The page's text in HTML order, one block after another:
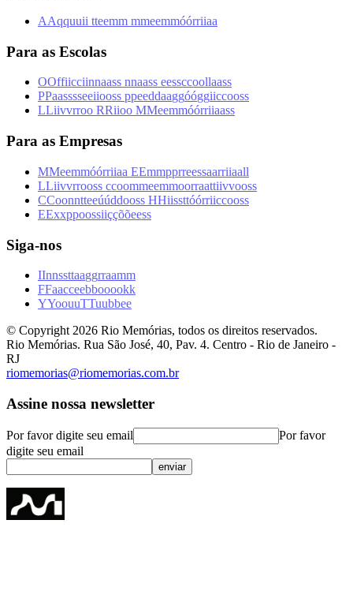
AAqquuii tteemm mmeemmóórriiaa
Para as Escolas
OOffiicciinnaass nnaass eessccoollaass
PPaasssseeiiooss ppeeddaaggóóggiiccooss
LLiivvrroo RRiioo MMeemmóórriiaass
Para as Empresas
MMeemmóórriiaa EEmmpprreessaarriiaall
LLiivvrrooss ccoommeemmoorraattiivvooss
CCoonntteeúúddooss HHiissttóórriiccooss
EExxppoossiiççõõeess
Siga-nos
IInnssttaaggrraamm
FFaacceebbooookk
YYoouuTTuubbee
© Copyright 2026 Rio Memórias, todos os direitos reservados.
Rio Memórias. Rua São José, 40, Pav. 4. Centro - Rio de Janeiro -
RJ
riomemorias@riomemorias.com.br
Assine nossa newsletter
Por favor digite seu email
Por favor
digite seu email
enviar